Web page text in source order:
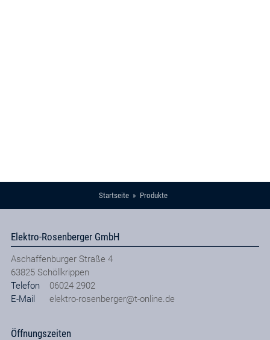
Startseite Produkte
Elektro-Rosenberger GmbH
Aschaffenburger Straße 4
63825 Schöllkrippen
Telefon
06024 2902
E-Mail
elektro-rosenberger@t-online.de
Öffnungszeiten